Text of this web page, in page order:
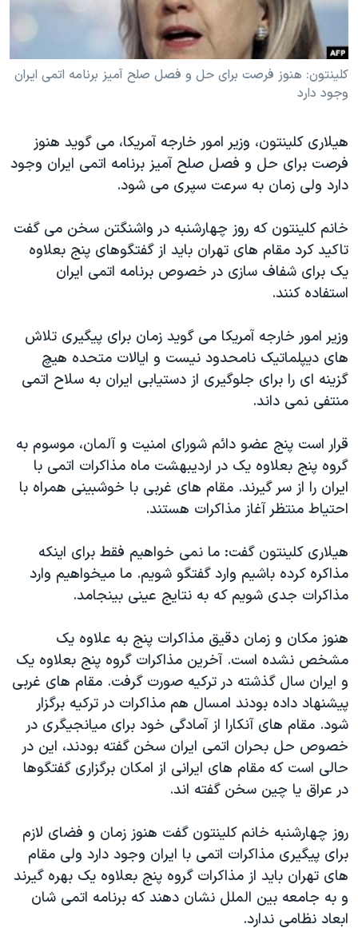
فرهنگ و زندگی
حقوق شهروندی
اقتصادی
علم و فناوری
گالری عکس
آرشیو پخش زنده
مستندها
انتخابات ریاست جمهوری آمریکا ۲۰۲۴
حمله جمهوری اسلامی به اسرائیل
رمز مهسا
اعتراضات زن، زندگی، آزادی
مجموعه مستندهای دادخواهی
دادگاه حمید نوری
چهل سال گروگان‌گیری
اعتراضات مردمی آبان ۹۸
اسرائیل در جنگ
نرگس محمدی برنده جایزه نوبل صلح
صفحه‌های ویژه
سفر پرزیدنت ترامپ به چین
دنبال کنید
کلینتون: هنوز فرصت برای حل و فصل صلح آمیز برنامه اتمی ایران
وجود دارد
هیلاری کلینتون، وزیر امور خارجه آمریکا، می گوید هنوز
فرصت برای حل و فصل صلح آمیز برنامه اتمی ایران وجود
دارد ولی زمان به سرعت سپری می شود.
خانم کلینتون که روز چهارشنبه در واشنگتن سخن می گفت
تاکید کرد مقام های تهران باید از گفتگوهای پنج بعلاوه
یک برای شفاف سازی در خصوص برنامه اتمی ایران
استفاده کنند.
وزیر امور خارجه آمریکا می گوید زمان برای پیگیری تلاش
های دیپلماتیک نامحدود نیست و ایالات متحده هیچ
گزینه ای را برای جلوگیری از دستیابی ایران به سلاح اتمی
منتفی نمی داند.
قرار است پنج عضو دائم شورای امنیت و آلمان، موسوم به
گروه پنج بعلاوه یک در اردیبهشت ماه مذاکرات اتمی با
ایران را از سر گیرند. مقام های غربی با خوشبینی همراه با
احتیاط منتظر آغاز مذاکرات هستند.
هیلاری کلینتون گفت: ما نمی خواهیم فقط برای اینکه
مذاکره کرده باشیم وارد گفتگو شویم. ما میخواهیم وارد
مذاکرات جدی شویم که به نتایج عینی بینجامد.
هنوز مکان و زمان دقیق مذاکرات پنج به علاوه یک
مشخص نشده است. آخرین مذاکرات گروه پنج بعلاوه یک
و ایران سال گذشته در ترکیه صورت گرفت. مقام های غربی
پیشنهاد داده بودند امسال هم مذاکرات در ترکیه برگزار
شود. مقام های آنکارا از آمادگی خود برای میانجیگری در
خصوص حل بحران اتمی ایران سخن گفته بودند، این در
حالی است که مقام های ایرانی از امکان برگزاری گفتگوها
در عراق یا چین سخن گفته اند.
روز چهارشنبه خانم کلینتون گفت هنوز زمان و فضای لازم
برای پیگیری مذاکرات اتمی با ایران وجود دارد ولی مقام
های تهران باید از مذاکرات گروه پنج بعلاوه یک بهره گیرند
و به جامعه بین الملل نشان دهند که برنامه اتمی شان
ابعاد نظامی ندارد.